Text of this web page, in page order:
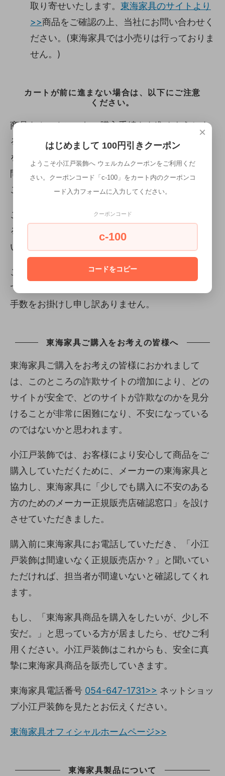
取り寄せいたします。 東海家具のサイトより
>>商品をご確認の上、当社にお問い合わせく
ださい。(東海家具では小売りは行っておりま
せん。)
カートが前に進まない場合は、以下にご注意
ください。
商品をカートにいれ、購入手続きを進めようとす
ると、「利用できるお届け方法がないため、商品
を購入できません。お手数ですがショップまでお
問い合わせください。」と言うメッセージが出る
ことがあります。
この場合は、同梱できない商品を同時購入してい
る、またはシステム上やむ終えず同時購入できな
い商品がカートに入っているものと思われます。
このメッセージが表示された場合は、大変お手数
ですが別々にご購入いただければと思います。お
手数をお掛けし申し訳ありません。
東海家具ご購入をお考えの皆様へ
東海家具ご購入をお考えの皆様におかれまして
は、このところの詐欺サイトの増加により、どの
サイトが安全で、どのサイトが詐欺なのかを見分
けることが非常に困難になり、不安になっている
のではないかと思われます。
小江戸装飾では、お客様により安心して商品をご
購入していただくために、メーカーの東海家具と
協力し、東海家具に「少しでも購入に不安のある
方のためのメーカー正規販売店確認窓口」を設け
させていただきました。
購入前に東海家具にお電話していただき、「小江
戸装飾は間違いなく正規販売店か？」と聞いてい
ただければ、担当者が間違いないと確認してくれ
ます。
もし、「東海家具商品を購入をしたいが、少し不
安だ。」と思っている方が居ましたら、ぜひご利
用ください。小江戸装飾はこれからも、安全に真
摯に東海家具商品を販売していきます。
東海家具電話番号 054-647-1731>> ネットショッ
プ小江戸装飾を見たとお伝えください。
東海家具オフィシャルホームページ>>
東海家具製品について
×
はじめまして 100円引きクーポン
ようこそ小江戸装飾へ ウェルカムクーポンをご利用くだ
さい。クーポンコード「c-100」をカート内のクーポンコ
ード入力フォームに入力してください。
クーポンコード
c-100
コードをコピー